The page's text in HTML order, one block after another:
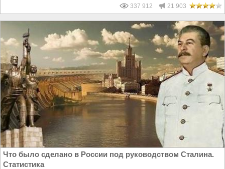
337 912 21 903
Что было сделано в России под руководством Сталина.
Статистика